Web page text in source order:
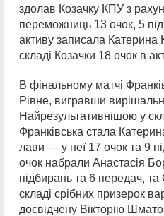
здолав Козачку КПУ з
переможниць 13 очок, 5
активу записала
складі Козачки 18 очок в
В фінальному матчі
Рівне, вигравши
Найрезультативнішою у
Франківська стала
лави — у неї 17 очок та 9
очок набрали Анастасія
підбирань та 6 передач,
складі срібних призерок
досвідчену Вікторію